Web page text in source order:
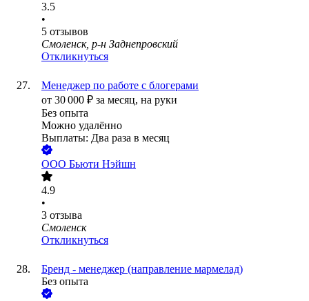
3.5
•
5 отзывов
Смоленск, р-н Заднепровский
Откликнуться
Менеджер по работе с блогерами
от 30 000 ₽ за месяц, на руки
Без опыта
Можно удалённо
Выплаты: Два раза в месяц
ООО Бьюти Нэйшн
4.9
•
3 отзыва
Смоленск
Откликнуться
Бренд - менеджер (направление мармелад)
Без опыта